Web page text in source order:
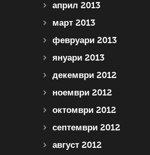
април 2013
март 2013
февруари 2013
януари 2013
декември 2012
ноември 2012
октомври 2012
септември 2012
август 2012